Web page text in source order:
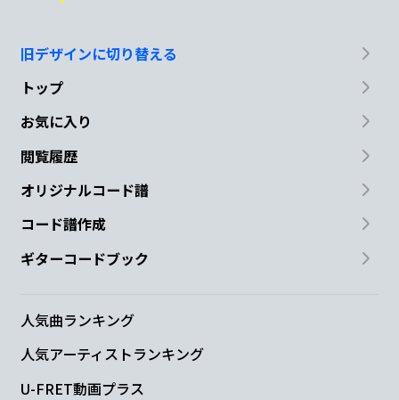
旧デザインに切り替える
トップ
お気に入り
閲覧履歴
オリジナルコード譜
コード譜作成
ギターコードブック
人気曲ランキング
人気アーティストランキング
U-FRET動画プラス